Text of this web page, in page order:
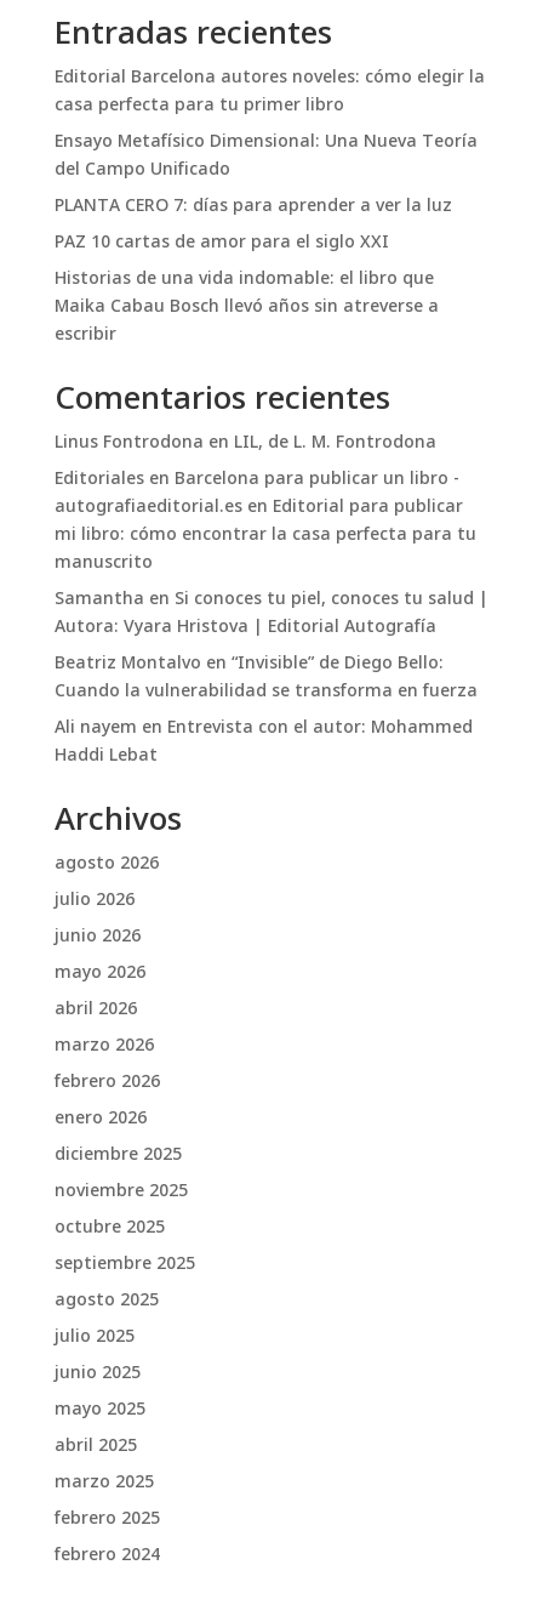
Entradas recientes
Editorial Barcelona autores noveles: cómo elegir la
casa perfecta para tu primer libro
Ensayo Metafísico Dimensional: Una Nueva Teoría
del Campo Unificado
PLANTA CERO 7: días para aprender a ver la luz
PAZ 10 cartas de amor para el siglo XXI
Historias de una vida indomable: el libro que
Maika Cabau Bosch llevó años sin atreverse a
escribir
Comentarios recientes
Linus FontrodonaenLIL, de L. M. Fontrodona
Editoriales en Barcelona para publicar un libro -
autografiaeditorial.esenEditorial para publicar
mi libro: cómo encontrar la casa perfecta para tu
manuscrito
SamanthaenSi conoces tu piel, conoces tu salud |
Autora: Vyara Hristova | Editorial Autografía
Beatriz Montalvoen“Invisible” de Diego Bello:
Cuando la vulnerabilidad se transforma en fuerza
Ali nayemenEntrevista con el autor: Mohammed
Haddi Lebat
Archivos
agosto 2026
julio 2026
junio 2026
mayo 2026
abril 2026
marzo 2026
febrero 2026
enero 2026
diciembre 2025
noviembre 2025
octubre 2025
septiembre 2025
agosto 2025
julio 2025
junio 2025
mayo 2025
abril 2025
marzo 2025
febrero 2025
febrero 2024